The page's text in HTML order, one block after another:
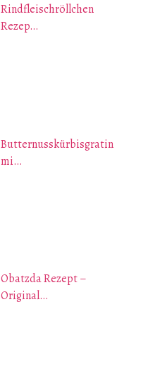
Rindfleischröllchen
Rezep…
Butternusskürbisgratin
mi…
Obatzda Rezept –
Original…